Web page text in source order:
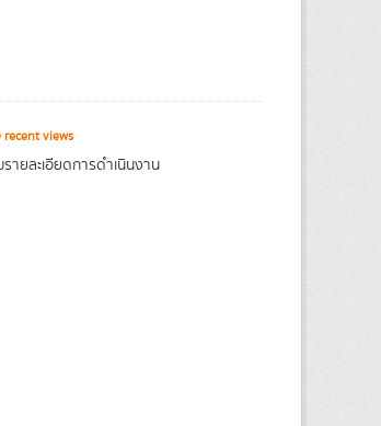
views
ยละเอียดการดำเนินงาน